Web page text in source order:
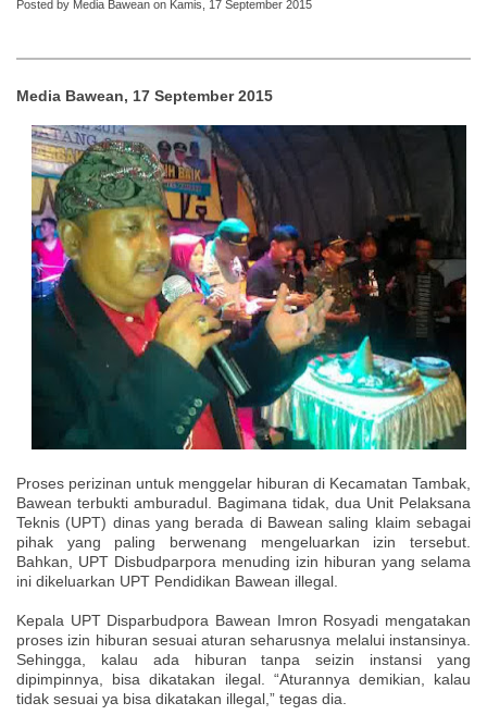
Posted by Media Bawean on Kamis, 17 September 2015
Media Bawean, 17 September 2015
Proses perizinan untuk menggelar hiburan di Kecamatan Tambak,
Bawean terbukti amburadul. Bagimana tidak, dua Unit Pelaksana
Teknis (UPT) dinas yang berada di Bawean saling klaim sebagai
pihak yang paling berwenang mengeluarkan izin tersebut.
Bahkan, UPT Disbudparpora menuding izin hiburan yang selama
ini dikeluarkan UPT Pendidikan Bawean illegal.
Kepala UPT Disparbudpora Bawean Imron Rosyadi mengatakan
proses izin hiburan sesuai aturan seharusnya melalui instansinya.
Sehingga, kalau ada hiburan tanpa seizin instansi yang
dipimpinnya, bisa dikatakan ilegal. “Aturannya demikian, kalau
tidak sesuai ya bisa dikatakan illegal,” tegas dia.